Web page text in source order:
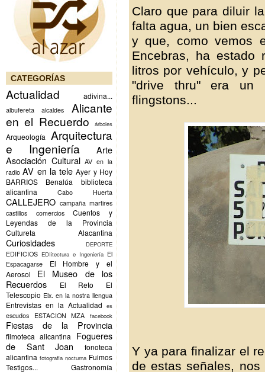
CATEGORÍAS
Actualidad adivina...
albufereta alcaldes
Alicante
en el Recuerdo
árboles
Arqueología Arquitectura
e Ingeniería
Arte
Asociación Cultural AV en la
radio AV en la tele Ayer y Hoy
BARRIOS
Benalúa
biblioteca
alicantina
Cabo Huerta
CALLEJERO campaña martires
castillos
comercios
Cuentos y
Leyendas de la Provincia
Cultureta Alacantina
Curiosidades DEPORTE
EDIFICIOS EDIitectura e Ingeniería El
Espacagarse
El Hombre y el
Aerosol
El Museo de los
Recuerdos
El Reto
El
Telescopio Elx. en la nostra llengua
Entrevistas en la Actualidad es
escudos ESTACION MZA facebook
Fiestas de la Provincia
filmoteca alicantina
Fogueres
de Sant Joan
fonoteca
alicantina fotografia nocturna Fuimos
Testigos...
Gastronomía
Claro que para diluir
falta agua, un bien
y que, como vemos
Encebras, ha estado
litros por vehículo, y
"drive thru" era un
flingstons...
Y ya para finalizar el
de estas señales,